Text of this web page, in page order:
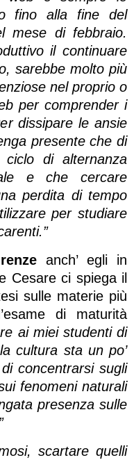
fino alla fine del
mese di febbraio.
il continuare
sarebbe molto più
nel proprio o
per comprender i
dissipare le ansie
presente che di
di alternanza
e che cercare
perdita di tempo
per studiare
anch’ egli in
Cesare ci spiega il
sulle materie più
di maturità
ai miei studenti di
cultura sta un po’
concentrarsi sugli
fenomeni naturali
presenza sulle
scartare quelli